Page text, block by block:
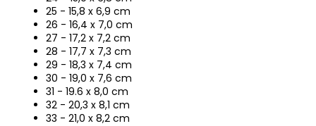
25 - 15,8 x 6,9 cm
26 - 16,4 x 7,0 cm
27 - 17,2 x 7,2 cm
28 - 17,7 x 7,3 cm
29 - 18,3 x 7,4 cm
30 - 19,0 x 7,6 cm
31 - 19.6 x 8,0 cm
32 - 20,3 x 8,1 cm
33 - 21,0 x 8,2 cm